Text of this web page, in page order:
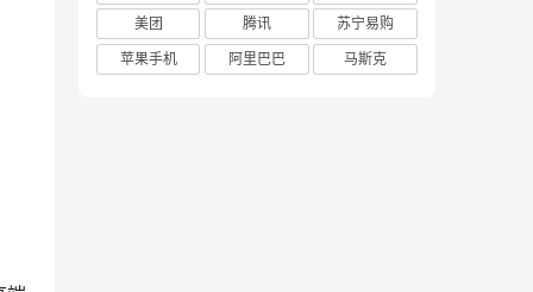
美团
腾讯
苏宁易购
苹果手机
阿里巴巴 马斯克